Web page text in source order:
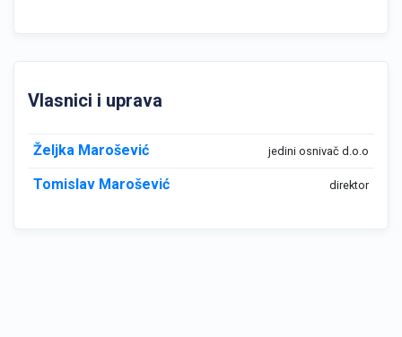
Vlasnici i uprava
Željka Marošević jedini osnivač d.o.o
Tomislav Marošević direktor